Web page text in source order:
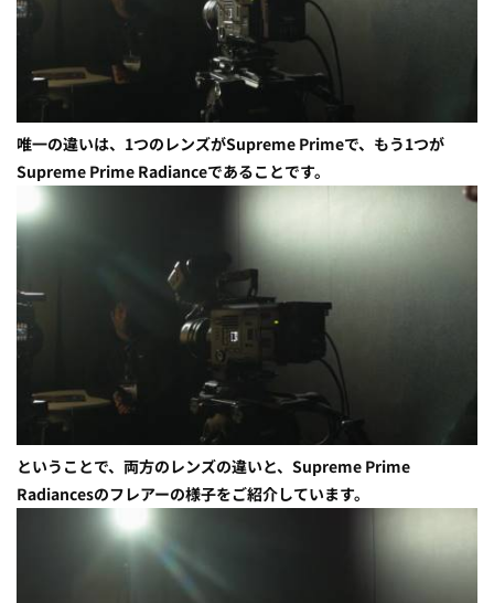
唯一の違いは、1つのレンズがSupreme Primeで、もう1つが
Supreme Prime Radianceであることです。
ということで、両方のレンズの違いと、Supreme Prime
Radiancesのフレアーの様子をご紹介しています。